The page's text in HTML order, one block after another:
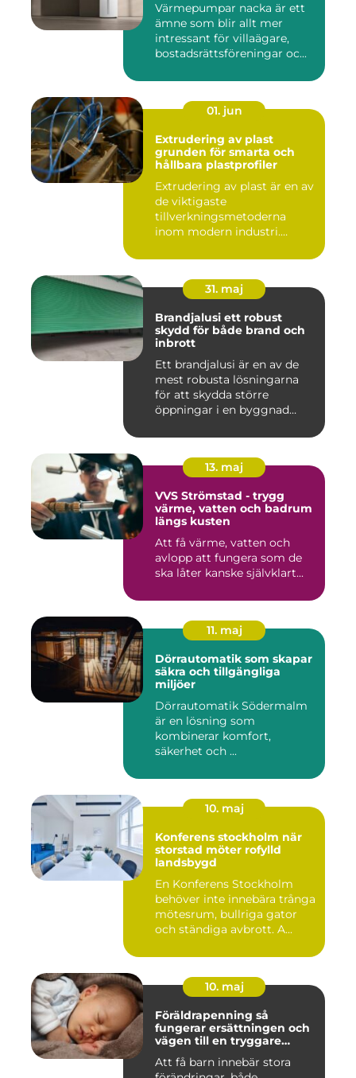
Värmepumpar nacka är ett
ämne som blir allt mer
intressant för villaägare,
bostadsrättsföreningar oc...
01. jun
Extrudering av plast
grunden för smarta och
hållbara plastprofiler
Extrudering av plast är en av
de viktigaste
tillverkningsmetoderna
inom modern industri.
31. maj
Brandjalusi ett robust
skydd för både brand och
inbrott
Ett brandjalusi är en av de
mest robusta lösningarna
för att skydda större
öppningar i en byggnad
13. maj
VVS Strömstad - trygg
värme, vatten och badrum
längs kusten
Att få värme, vatten och
avlopp att fungera som de
ska låter kanske självklart...
11. maj
Dörrautomatik som skapar
säkra och tillgängliga
miljöer
Dörrautomatik Södermalm
är en lösning som
kombinerar komfort,
säkerhet och ...
10. maj
Konferens stockholm när
storstad möter rofylld
landsbygd
En Konferens Stockholm
behöver inte innebära trånga
mötesrum, bullriga gator
och ständiga avbrott. A...
10. maj
Föräldrapenning så
fungerar ersättningen och
vägen till en tryggare
Att få barn innebär stora